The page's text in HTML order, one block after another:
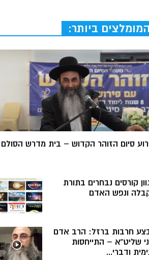
המומלצים ביותר:
סיום הזוהר הקדוש – בית מדרש הסולם
קורסים נבחרים בתורת
ונפש האדם
חרבות ברזל: הרב אדם
שליט”א – התייחסות
ודברי...